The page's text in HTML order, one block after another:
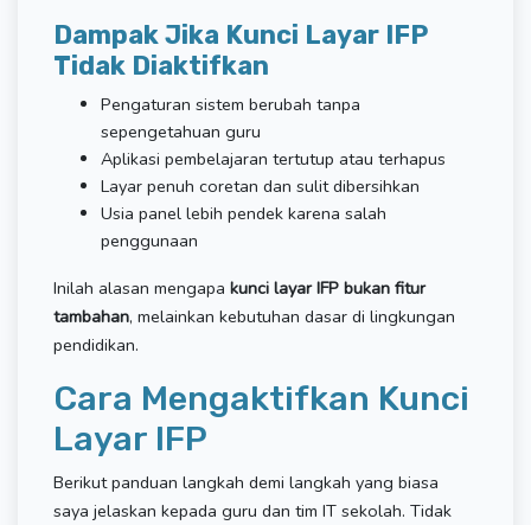
Dampak Jika Kunci Layar IFP
Tidak Diaktifkan
Pengaturan sistem berubah tanpa
sepengetahuan guru
Aplikasi pembelajaran tertutup atau terhapus
Layar penuh coretan dan sulit dibersihkan
Usia panel lebih pendek karena salah
penggunaan
Inilah alasan mengapa kunci layar IFP bukan fitur
tambahan, melainkan kebutuhan dasar di lingkungan
pendidikan.
Cara Mengaktifkan Kunci
Layar IFP
Berikut panduan langkah demi langkah yang biasa
saya jelaskan kepada guru dan tim IT sekolah. Tidak